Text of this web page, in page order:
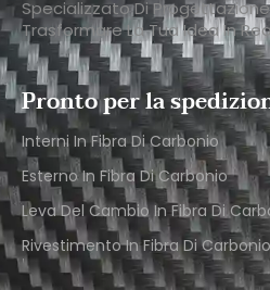
Specializzato Di
Trasformare La Tua Idea In
Pronto per la
Interni In Fibra Di Carbonio
Esterno In Fibra Di Carbonio
Leva Del Cambio In Fibra Di
Rivestimento In Fibra Di Carbonio